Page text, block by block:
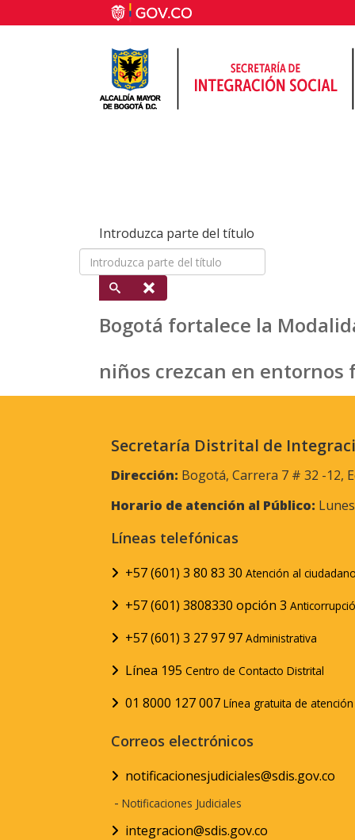
Introduzca parte del título
Bogotá fortalece la
niños crezcan en
Secretaría Distrital de
Dirección: Bogotá, Carrera 7 # 32 -12,
Horario de atención al Público:
Líneas telefónicas
+57 (601) 3 80 83 30 Atención al
+57 (601) 3808330 opción 3
+57 (601) 3 27 97 97 Administrativa
Línea 195 Centro de Contacto Distrital
01 8000 127 007 Línea gratuita de
Correos electrónicos
notificacionesjudiciales@sdis.gov.co
- Notificaciones Judiciales
integracion@sdis.gov.co